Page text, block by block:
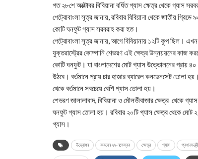
গত ২৮শে অক্টোবর বিবিয়ানা বর্ধিত গ্যাস ক্ষেত্র থেকে গ্যাস
পেট্রোবাংলা সূত্র জানায়, রবিবার বিবিয়ানা থেকে জাতীয়
কোটি ঘনফুট গ্যাস সরবরাহ করা হত।
পেট্রোবাংলা সূত্র জানায়, আগে বিবিয়ানায় ১২টি কূপ ছিল।
যুক্তরাস্ট্রের কোম্পানি শেভরণ এই ক্ষেত্র উন্নয়য়নের কাজ
কোটি ঘনফুট। যা বাংলাদেশের মোট গ্যাস উত্তোলনের প্রায়
উঠবে। বর্তমানে প্রায় চার হাজার ব্যারেল কনডেনসেট তোলা
থেকে বর্তমানে সবচেয়ে বেশি গ্যাস তোলা হয়।
শেভরণ জালালাবাদ, বিবিয়ানা ও মৌলভীবাজার ক্ষেত্র থেকে
ঘনফুট গ্যাস তোলা হয়। রবিবার ২০টি গ্যাস ক্ষেত্র থেকে
গ্যাস।
উদ্বোধন করবেন ২৯ নভেম্বর ক্ষেত্র গ্যাস